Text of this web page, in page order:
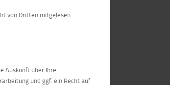
von Dritten mitgelesen
Auskunft über Ihre
und ggf. ein Recht auf